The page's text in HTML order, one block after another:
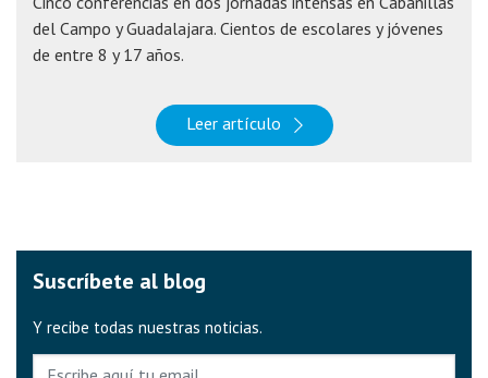
del Campo y Guadalajara. Cientos de escolares y jóvenes
de entre 8 y 17 años.
Leer artículo
Suscríbete al blog
Y recibe todas nuestras noticias.
E-mail